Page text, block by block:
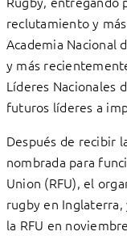
reclutamiento y
Academia Nacional
y más
Líderes Nacionales
futuros líderes a
Después de recibir
nombrada para
Union (RFU), el
rugby en
la RFU en